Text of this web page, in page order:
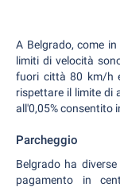
A Belgrado, come
limiti di velocità
fuori città 80 km/h
rispettare il limite di
all'0,05% consentito
Parcheggio
Belgrado ha
pagamento in